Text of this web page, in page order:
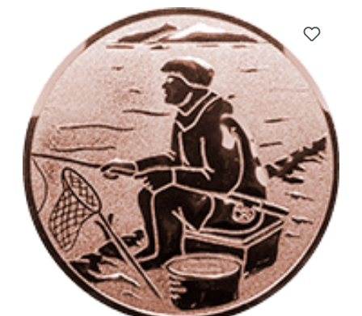
Bildergalerie überspringen